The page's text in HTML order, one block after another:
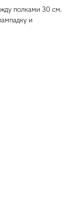
полками 30 см.
и